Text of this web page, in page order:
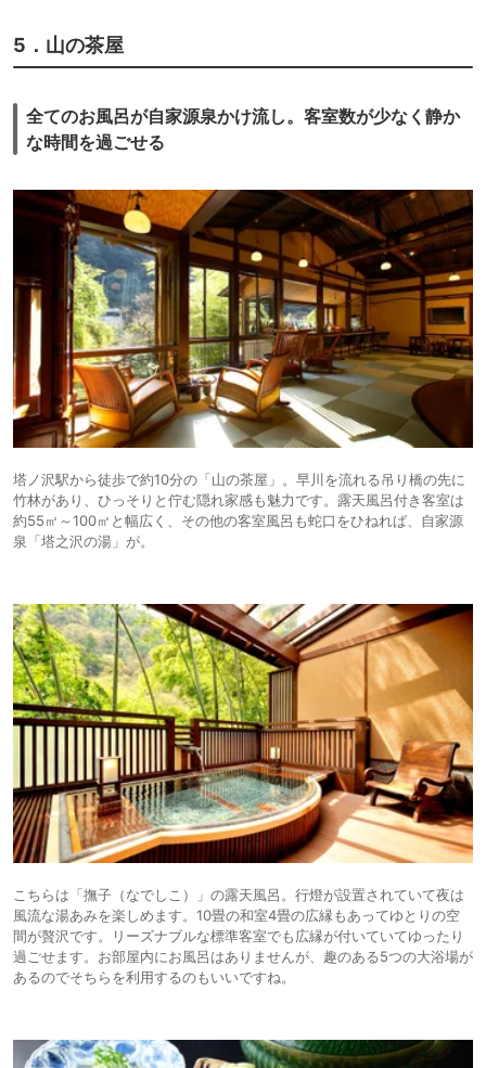
5．山の茶屋
全てのお風呂が自家源泉かけ流し。客室数が少なく静か
な時間を過ごせる
塔ノ沢駅から徒歩で約10分の「山の茶屋」。早川を流れる吊り橋の先に
竹林があり、ひっそりと佇む隠れ家感も魅力です。露天風呂付き客室は
約55㎡～100㎡と幅広く、その他の客室風呂も蛇口をひねれば、自家源
泉「塔之沢の湯」が。
こちらは「撫子（なでしこ）」の露天風呂。行燈が設置されていて夜は
風流な湯あみを楽しめます。10畳の和室4畳の広縁もあってゆとりの空
間が贅沢です。リーズナブルな標準客室でも広縁が付いていてゆったり
過ごせます。お部屋内にお風呂はありませんが、趣のある5つの大浴場が
あるのでそちらを利用するのもいいですね。